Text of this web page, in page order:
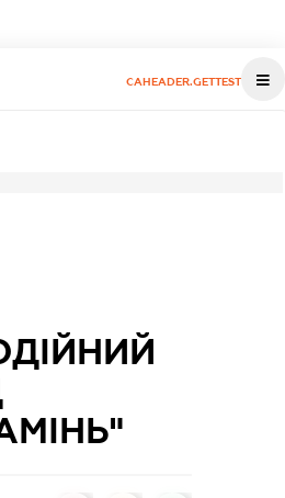
CAHEADER.GETTEST